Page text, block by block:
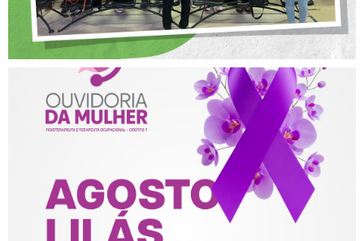
AGOSTO LILÁS – ACOLHER,
PROTEGER E COMBATER A
VIOLÊNCIA CONTRA A
MULHER